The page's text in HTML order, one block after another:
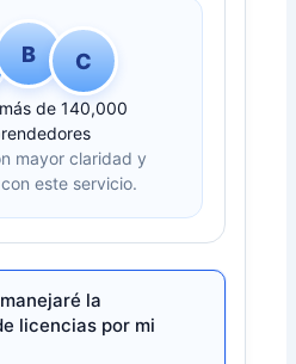
B C
de 140,000
mayor claridad y
este servicio.
la
licencias por mi